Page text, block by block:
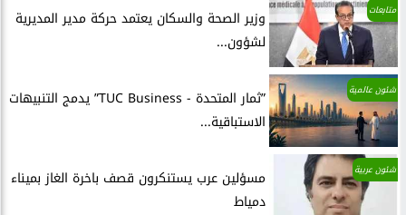
متابعات
وزير الصحة والسكان يعتمد حركة مدير المديرية
لشؤون...
شئون عالمية
”ثمار المتحدة - TUC Business” يدمج التنبيهات
الاستباقية...
شئون عربية
مسؤلين عرب يستنكرون قصف باخرة الغاز بميناء
دمياط